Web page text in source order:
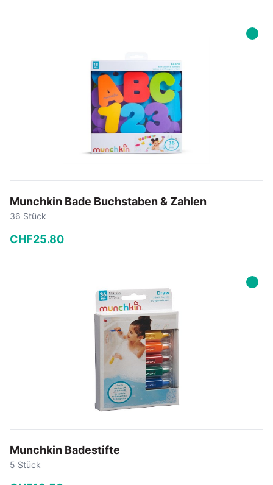
Munchkin Bade Buchstaben & Zahlen
36 Stück
CHF25.80
In den Warenkorb
Munchkin Badestifte
5 Stück